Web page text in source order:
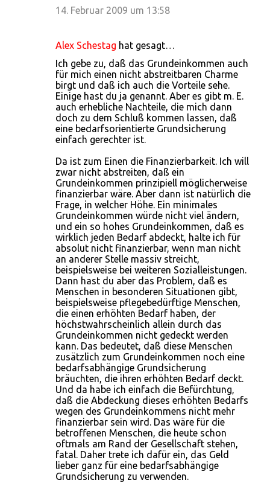
14. Februar 2009 um 13:58
Alex Schestag hat gesagt…
Ich gebe zu, daß das Grundeinkommen auch
für mich einen nicht abstreitbaren Charme
birgt und daß ich auch die Vorteile sehe.
Einige hast du ja genannt. Aber es gibt m. E.
auch erhebliche Nachteile, die mich dann
doch zu dem Schluß kommen lassen, daß
eine bedarfsorientierte Grundsicherung
einfach gerechter ist.
Da ist zum Einen die Finanzierbarkeit. Ich will
zwar nicht abstreiten, daß ein
Grundeinkommen prinzipiell möglicherweise
finanzierbar wäre. Aber dann ist natürlich die
Frage, in welcher Höhe. Ein minimales
Grundeinkommen würde nicht viel ändern,
und ein so hohes Grundeinkommen, daß es
wirklich jeden Bedarf abdeckt, halte ich für
absolut nicht finanzierbar, wenn man nicht
an anderer Stelle massiv streicht,
beispielsweise bei weiteren Sozialleistungen.
Dann hast du aber das Problem, daß es
Menschen in besonderen Situationen gibt,
beispielsweise pflegebedürftige Menschen,
die einen erhöhten Bedarf haben, der
höchstwahrscheinlich allein durch das
Grundeinkommen nicht gedeckt werden
kann. Das bedeutet, daß diese Menschen
zusätzlich zum Grundeinkommen noch eine
bedarfsabhängige Grundsicherung
bräuchten, die ihren erhöhten Bedarf deckt.
Und da habe ich einfach die Befürchtung,
daß die Abdeckung dieses erhöhten Bedarfs
wegen des Grundeinkommens nicht mehr
finanzierbar sein wird. Das wäre für die
betroffenen Menschen, die heute schon
oftmals am Rand der Gesellschaft stehen,
fatal. Daher trete ich dafür ein, das Geld
lieber ganz für eine bedarfsabhängige
Grundsicherung zu verwenden.